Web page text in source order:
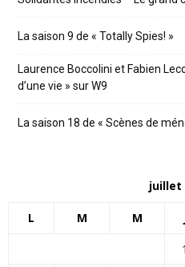
La saison 9 de « Totally Spies! »
Laurence Boccolini et Fabien
d’une vie » sur W9
La saison 18 de « Scènes de
juillet
L M M
1